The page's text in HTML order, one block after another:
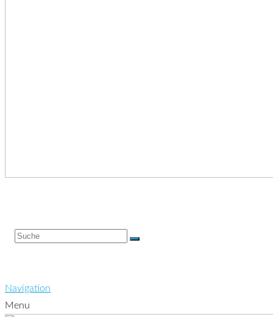
Navigation
Menu